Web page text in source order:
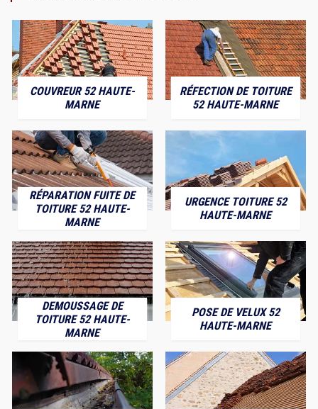
COUVREUR 52 HAUTE-
MARNE
RÉFECTION DE TOITURE
52 HAUTE-MARNE
RÉPARATION FUITE DE
TOITURE 52 HAUTE-
MARNE
URGENCE TOITURE 52
HAUTE-MARNE
DEMOUSSAGE DE
TOITURE 52 HAUTE-
MARNE
POSE DE VELUX 52
HAUTE-MARNE